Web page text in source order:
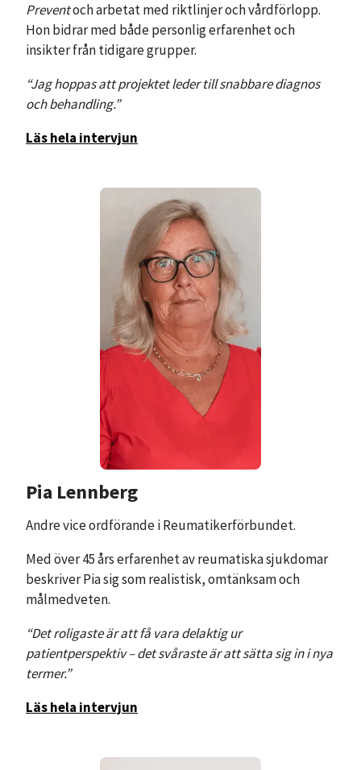
Preventoch arbetat med riktlinjer och vårdförlopp.
Hon bidrar med både personlig erfarenhet och
insikter från tidigare grupper.
“Jag hoppas att projektet leder till snabbare diagnos
och behandling.”
Läs hela intervjun
Pia Lennberg
Andre vice ordförande i Reumatikerförbundet.
Med över 45 års erfarenhet av reumatiska sjukdomar
beskriver Pia sig som realistisk, omtänksam och
målmedveten.
“Det roligaste är att få vara delaktig ur
patientperspektiv – det svåraste är att sätta sig in i nya
termer.”
Läs hela intervjun